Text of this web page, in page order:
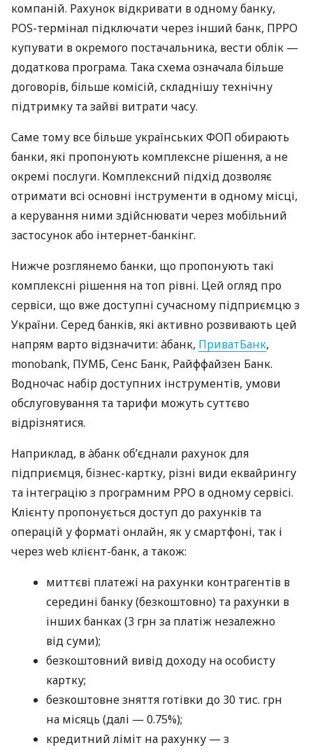
компаній. Рахунок відкривати в одному банку,
POS-термінал підключати через інший банк, ПРРО
купувати в окремого постачальника, вести облік —
додаткова програма. Така схема означала більше
договорів, більше комісій, складнішу технічну
підтримку та зайві витрати часу.
Саме тому все більше українських ФОП обирають
банки, які пропонують комплексне рішення, а не
окремі послуги. Комплексний підхід дозволяє
отримати всі основні інструменти в одному місці,
а керування ними здійснювати через мобільний
застосунок або інтернет-банкінг.
Нижче розглянемо банки, що пропонують такі
комплексні рішення на топ рівні. Цей огляд про
сервіси, що вже доступні сучасному підприємцю з
України. Серед банків, які активно розвивають цей
напрям варто відзначити: àбанк, ПриватБанк,
monobank, ПУМБ, Сенс Банк, Райффайзен Банк.
Водночас набір доступних інструментів, умови
обслуговування та тарифи можуть суттєво
відрізнятися.
Наприклад, в àбанк об’єднали рахунок для
підприємця, бізнес-картку, різні види еквайрингу
та інтеграцію з програмним РРО в одному сервісі.
Клієнту пропонується доступ до рахунків та
операцій у форматі онлайн, як у смартфоні, так і
через web клієнт-банк, а також:
миттєві платежі на рахунки контрагентів в
середині банку (безкоштовно) та рахунки в
інших банках (3 грн за платіж незалежно
від суми);
безкоштовний вивід доходу на особисту
картку;
безкоштовне зняття готівки до 30 тис. грн
на місяць (далі — 0.75%);
кредитний ліміт на рахунку — з